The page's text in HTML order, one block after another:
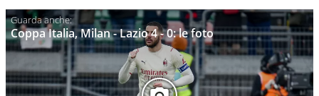
Coppa Italia, Milan - Lazio 4 - 0: le foto